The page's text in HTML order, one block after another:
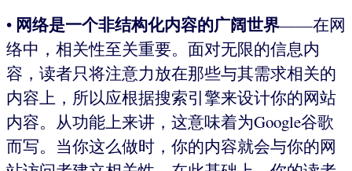
• 网络是一个非结构化内容的广阔世界——在网
络中，相关性至关重要。面对无限的信息内
容，读者只将注意力放在那些与其需求相关的
内容上，所以应根据搜索引擎来设计你的网站
内容。从功能上来讲，这意味着为Google谷歌
而写。当你这么做时，你的内容就会与你的网